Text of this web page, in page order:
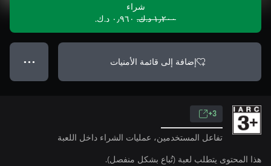
شراء
١٫٢٠٠ د.ك.‏
٠٫٩٦٠ د.ك.‏
إضافة إلى قائمة الأمنيات ● ● ●
3+
تفاعل المستخدمين، عمليات الشراء داخل اللعبة
هذا المحتوى يتطلب لعبة (تُباع بشكل منفصل).